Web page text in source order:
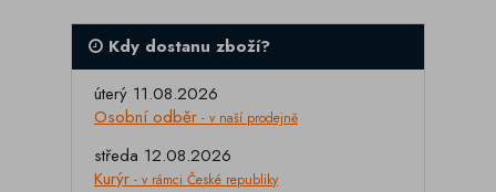
Kdy dostanu zboží?
úterý 11.08.2026
Osobní odběr - v naší prodejně
středa 12.08.2026
Kurýr - v rámci České republiky